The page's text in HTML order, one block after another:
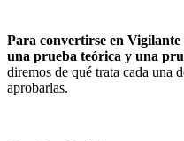
Para convertirse en
una prueba teórica y una
diremos de qué trata cada una
aprobarlas.